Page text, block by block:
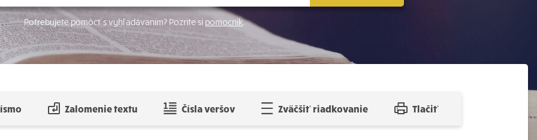
Potrebujete pomôcť s vyhľadávaním? Pozrite si pomocník.
Zalomenie textu Čísla veršov Zväčšiť riadkovanie Tlačiť